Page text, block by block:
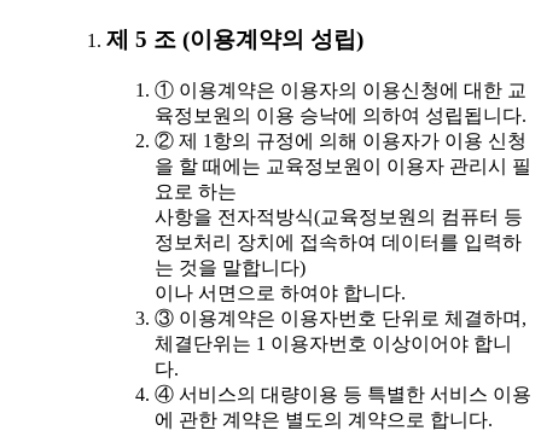
제 5 조 (이용계약의 성립)
① 이용계약은 이용자의 이용신청에 대한 교
육정보원의 이용 승낙에 의하여 성립됩니다.
② 제 1항의 규정에 의해 이용자가 이용 신청
을 할 때에는 교육정보원이 이용자 관리시 필
요로 하는
사항을 전자적방식(교육정보원의 컴퓨터 등
정보처리 장치에 접속하여 데이터를 입력하
는 것을 말합니다)
이나 서면으로 하여야 합니다.
③ 이용계약은 이용자번호 단위로 체결하며,
체결단위는 1 이용자번호 이상이어야 합니
다.
④ 서비스의 대량이용 등 특별한 서비스 이용
에 관한 계약은 별도의 계약으로 합니다.